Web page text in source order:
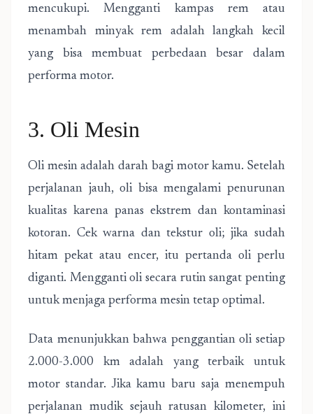
mencukupi. Mengganti kampas rem atau
menambah minyak rem adalah langkah kecil
yang bisa membuat perbedaan besar dalam
performa motor.
3. Oli Mesin
Oli mesin adalah darah bagi motor kamu. Setelah
perjalanan jauh, oli bisa mengalami penurunan
kualitas karena panas ekstrem dan kontaminasi
kotoran. Cek warna dan tekstur oli; jika sudah
hitam pekat atau encer, itu pertanda oli perlu
diganti. Mengganti oli secara rutin sangat penting
untuk menjaga performa mesin tetap optimal.
Data menunjukkan bahwa penggantian oli setiap
2.000-3.000 km adalah yang terbaik untuk
motor standar. Jika kamu baru saja menempuh
perjalanan mudik sejauh ratusan kilometer, ini